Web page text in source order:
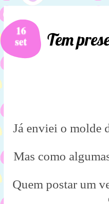
16
set Tem
Já enviei o molde
Mas como
Quem postar um